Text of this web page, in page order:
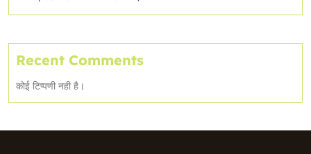
Recent Comments
कोई टिप्पणी नही है।